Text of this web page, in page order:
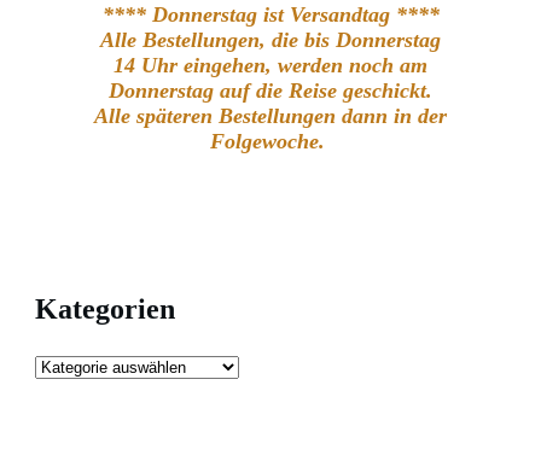
**** Donnerstag ist Versandtag ****
Alle Bestellungen, die bis Donnerstag
14 Uhr eingehen, werden noch am
Donnerstag auf die Reise geschickt.
Alle späteren Bestellungen dann in der
Folgewoche.
Kategorien